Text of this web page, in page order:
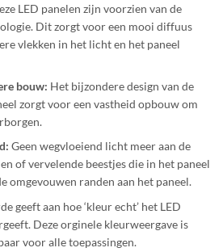
LED panelen zijn voorzien van de
Dit zorgt voor een mooi diffuus
vlekken in het licht en het paneel
bouw: Het bijzondere design van de
zorgt voor een vastheid opbouw om
Geen wegvloeiend licht meer aan de
of vervelende beestjes die in het paneel
omgevouwen randen aan het paneel.
geeft aan hoe ‘kleur echt’ het LED
Deze orginele kleurweergave is
voor alle toepassingen.